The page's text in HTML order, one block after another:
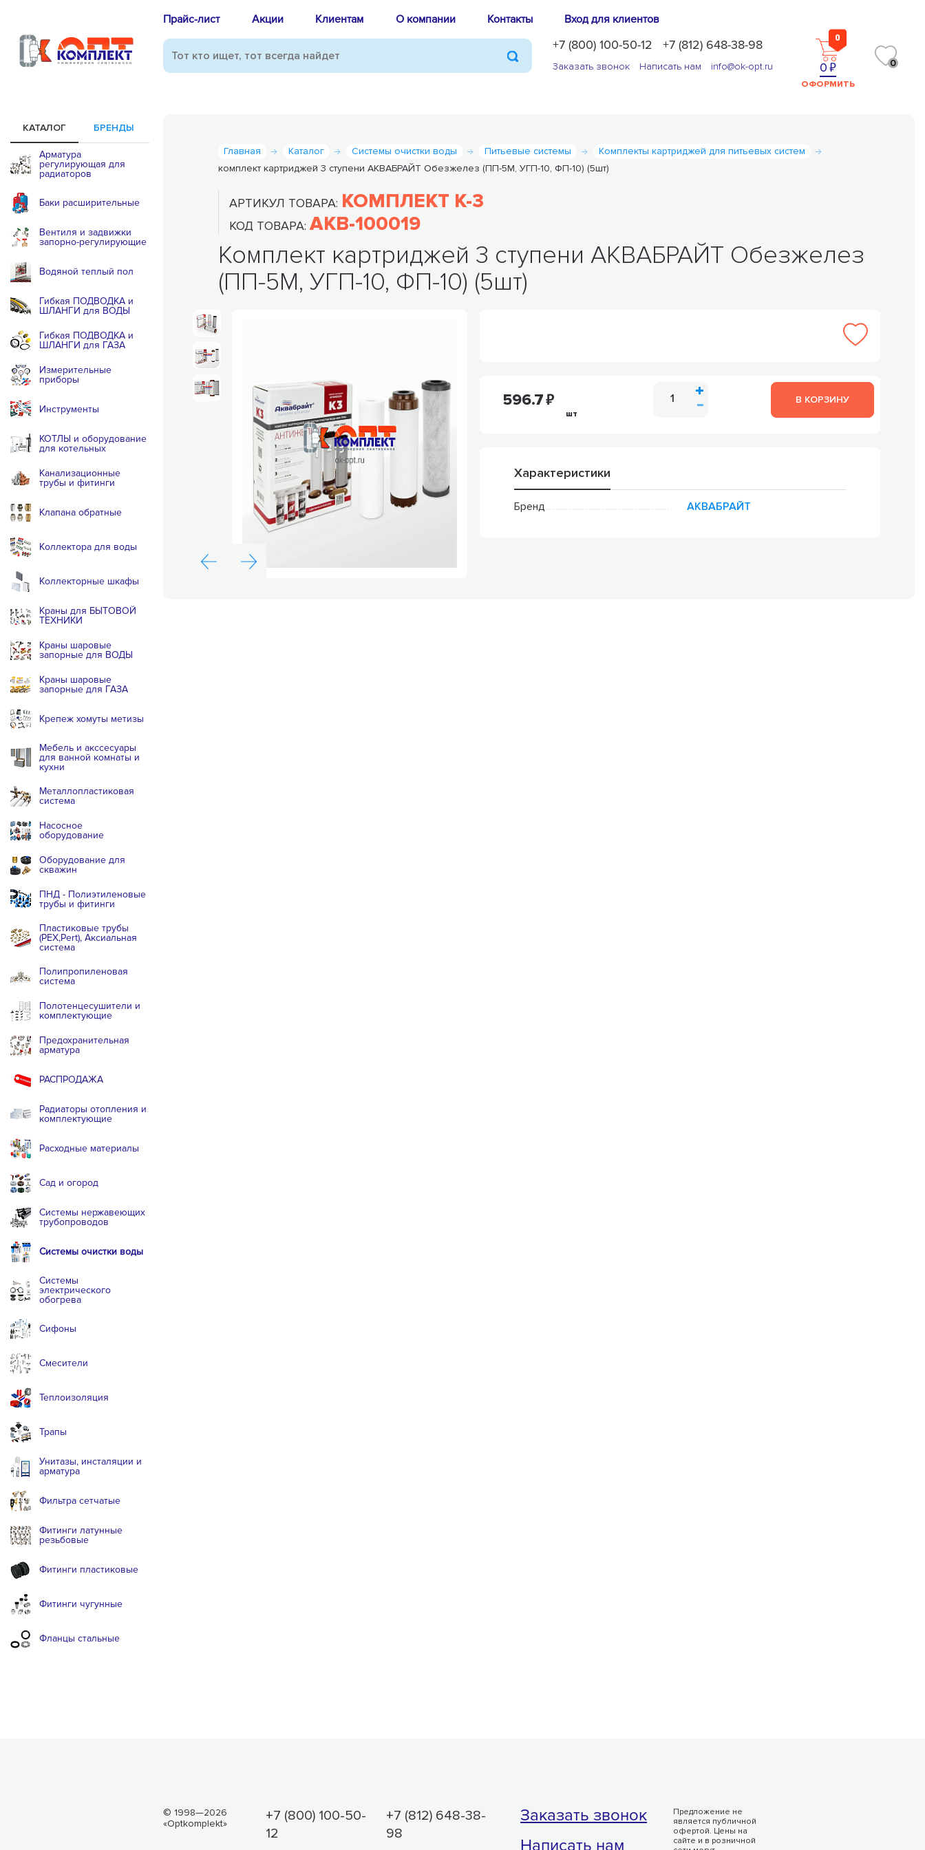
Прайс-лист Акции Клиентам О компании Контакты Вход для клиентов
+7 (800) 100-50-12 +7 (812) 648-38-98
Заказать звонок Написать нам info@ok-opt.ru
0
0
ОФОРМИТЬ
0
КАТАЛОГ БРЕНДЫ
Арматура
регулирующая для
радиаторов
Баки расширительные
Вентиля и задвижки
запорно-регулирующие
Водяной теплый пол
Гибкая ПОДВОДКА и
ШЛАНГИ для ВОДЫ
Гибкая ПОДВОДКА и
ШЛАНГИ для ГАЗА
Измерительные
приборы
Инструменты
КОТЛЫ и оборудование
для котельных
Канализационные
трубы и фитинги
Клапана обратные
Коллектора для воды
Коллекторные шкафы
Краны для БЫТОВОЙ
ТЕХНИКИ
Краны шаровые
запорные для ВОДЫ
Краны шаровые
запорные для ГАЗА
Крепеж хомуты метизы
Мебель и акссесуары
для ванной комнаты и
кухни
Металлопластиковая
система
Насосное
оборудование
Оборудование для
скважин
ПНД - Полиэтиленовые
трубы и фитинги
Пластиковые трубы
(PEX,Pert), Аксиальная
система
Полипропиленовая
система
Полотенцесушители и
комплектующие
Предохранительная
арматура
РАСПРОДАЖА
Радиаторы отопления и
комплектующие
Расходные материалы
Сад и огород
Системы нержавеющих
трубопроводов
Системы очистки воды
Системы
электрического
обогрева
Сифоны
Смесители
Теплоизоляция
Трапы
Унитазы, инсталяции и
арматура
Фильтра сетчатые
Фитинги латунные
резьбовые
Фитинги пластиковые
Фитинги чугунные
Фланцы стальные
Главная Каталог Системы очистки воды Питьевые системы
Комплекты картриджей для питьевых систем
комплект картриджей 3 ступени АКВАБРАЙТ Обезжелез (ПП-5М, УГП-10, ФП-10) (5шт)
АРТИКУЛ ТОВАРА: КОМПЛЕКТ К-3
КОД ТОВАРА:AKB-100019
Комплект картриджей 3 ступени АКВАБРАЙТ Обезжелез
(ПП-5М, УГП-10, ФП-10) (5шт)
596.7
шт
В КОРЗИНУ
Характеристики
Бренд АКВАБРАЙТ
© 1998—2026
«Optkomplekt»
+7 (800) 100-50-
12
+7 (812) 648-38-
98
Заказать звонок
Написать нам
Предложение не
является публичной
офертой. Цены на
сайте и в розничной